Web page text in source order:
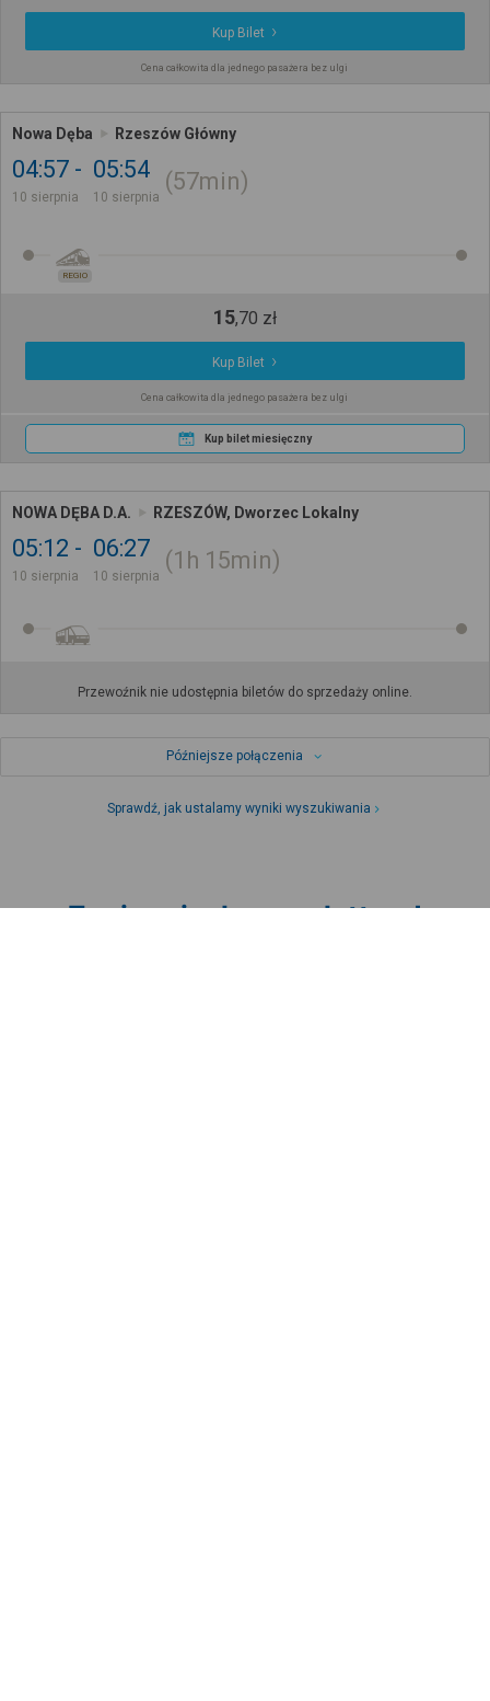
Kup Bilet
Cena całkowita dla jednego pasażera bez ulgi
Nowa Dęba Rzeszów Główny
04:57
10 sierpnia
05:54
10 sierpnia
57min
REGIO
15,70 zł
Kup Bilet
Cena całkowita dla jednego pasażera bez ulgi
Kup bilet miesięczny
NOWA DĘBA D.A. RZESZÓW, Dworzec Lokalny
05:12
10 sierpnia
06:27
10 sierpnia
1h 15min
Przewoźnik nie udostępnia biletów do sprzedaży online.
Późniejsze połączenia
Sprawdź, jak ustalamy wyniki wyszukiwania
Zapisz się do newslettera!